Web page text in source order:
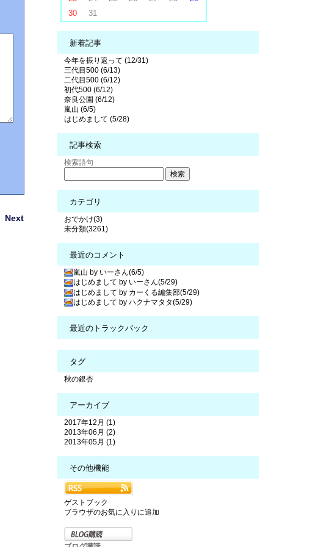
Next
30
31
新着記事
今年を振り返って (12/31)
三代目500 (6/13)
二代目500 (6/12)
初代500 (6/12)
奈良公園 (6/12)
嵐山 (6/5)
はじめまして (5/28)
記事検索
検索語句
カテゴリ
おでかけ(3)
未分類(3261)
最近のコメント
嵐山 by いーさん(6/5)
はじめまして by いーさん(5/29)
はじめまして by カーくる編集部(5/29)
はじめまして by ハクナマタタ(5/29)
最近のトラックバック
タグ
秋の銀杏
アーカイブ
2017年12月 (1)
2013年06月 (2)
2013年05月 (1)
その他機能
ゲストブック
ブラウザのお気に入りに追加